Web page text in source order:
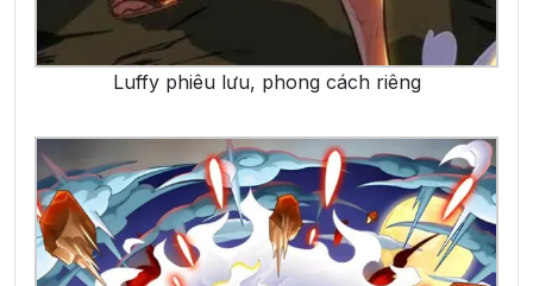
Luffy phiêu lưu, phong cách riêng